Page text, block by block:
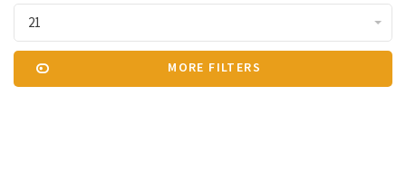
21
MORE FILTERS